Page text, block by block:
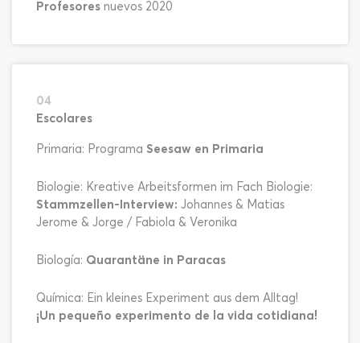
Profesores nuevos 2020
04
Escolares
Primaria: Programa Seesaw en Primaria
Biologie: Kreative Arbeitsformen im Fach Biologie:
Stammzellen-Interview: Johannes & Matias
Jerome & Jorge / Fabiola & Veronika
Biología: Quarantäne in Paracas
Química: Ein kleines Experiment aus dem Alltag!
¡Un pequeño experimento de la vida cotidiana!